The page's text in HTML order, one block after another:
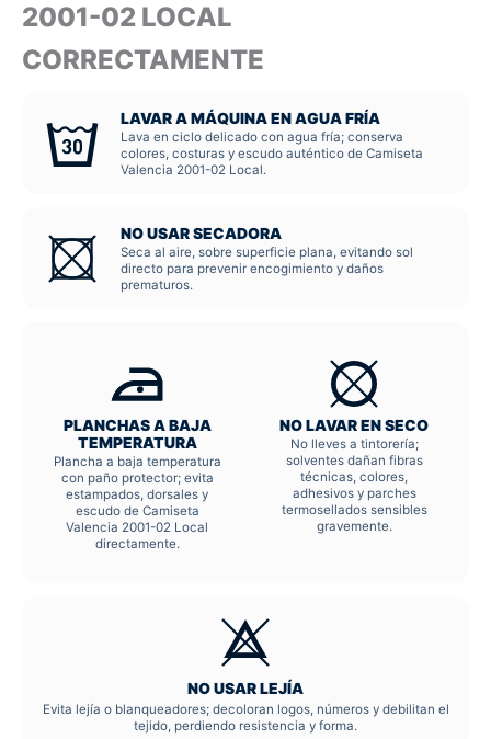
2001-02 LOCAL
CORRECTAMENTE
LAVAR A MÁQUINA EN AGUA FRÍA
Lava en ciclo delicado con agua fría; conserva
colores, costuras y escudo auténtico de Camiseta
Valencia 2001-02 Local.
NO USAR SECADORA
Seca al aire, sobre superficie plana, evitando sol
directo para prevenir encogimiento y daños
prematuros.
PLANCHAS A BAJA
TEMPERATURA
Plancha a baja temperatura
con paño protector; evita
estampados, dorsales y
escudo de Camiseta
Valencia 2001-02 Local
directamente.
NO LAVAR EN SECO
No lleves a tintorería;
solventes dañan fibras
técnicas, colores,
adhesivos y parches
termosellados sensibles
gravemente.
NO USAR LEJÍA
Evita lejía o blanqueadores; decoloran logos, números y debilitan el
tejido, perdiendo resistencia y forma.